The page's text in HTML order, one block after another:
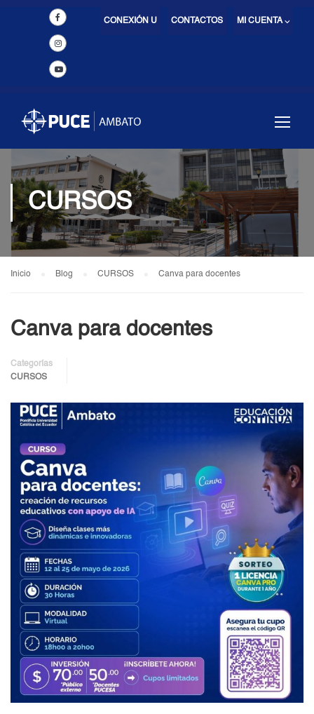
MI CUENTA ⌵
CONTACTOS
CONEXIÓN U
CURSOS
Inicio Blog CURSOS Canva para docentes
Canva para docentes
Categorías
CURSOS